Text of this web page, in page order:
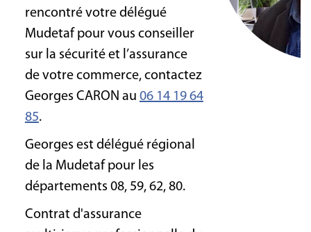
rencontré votre délégué
Mudetaf pour vous conseiller
sur la sécurité et l’assurance
de votre commerce, contactez
Georges CARON au 06 14 19 64
85.
Georges est délégué régional
de la Mudetaf pour les
départements 08, 59, 62, 80.
Contrat d'assurance